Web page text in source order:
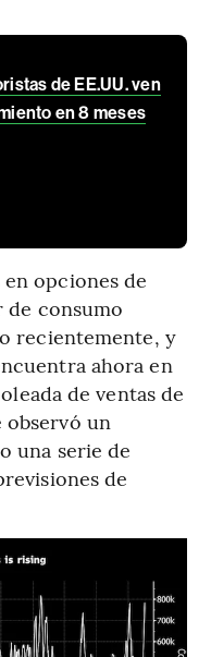
de EE.UU. ven
en 8 meses
opciones de
de consumo
recientemente, y
ahora en
de ventas de
observó un
una serie de
de